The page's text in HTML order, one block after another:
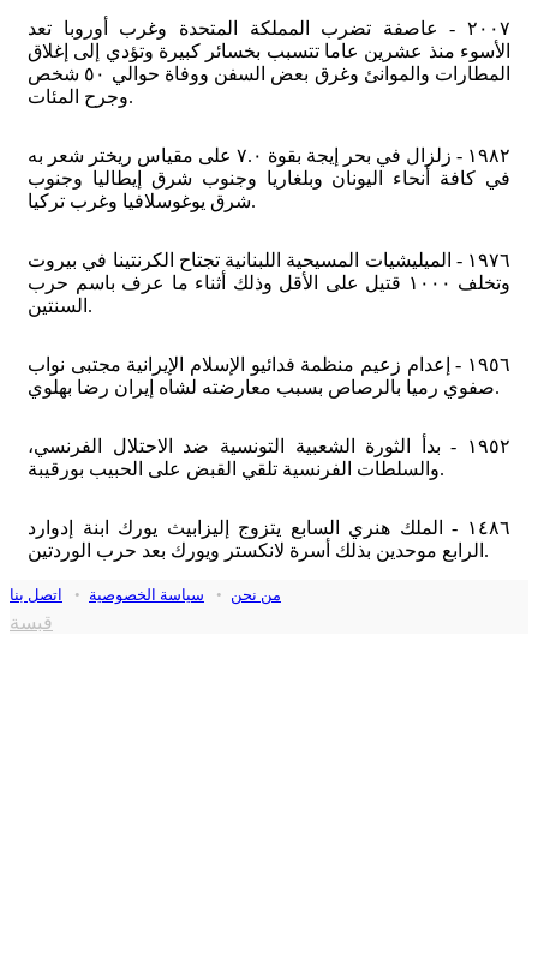
٢٠٠٧ - عاصفة تضرب المملكة المتحدة وغرب أوروبا تعد
الأسوء منذ عشرين عاما تتسبب بخسائر كبيرة وتؤدي إلى إغلاق
المطارات والموانئ وغرق بعض السفن ووفاة حوالي ٥٠ شخص
وجرح المئات.
١٩٨٢ - زلزال في بحر إيجة بقوة ٧.٠ على مقياس ريختر شعر به
في كافة أنحاء اليونان وبلغاريا وجنوب شرق إيطاليا وجنوب
شرق يوغوسلافيا وغرب تركيا.
١٩٧٦ - الميليشيات المسيحية اللبنانية تجتاح الكرنتينا في بيروت
وتخلف ١٠٠٠ قتيل على الأقل وذلك أثناء ما عرف باسم حرب
السنتين.
١٩٥٦ - إعدام زعيم منظمة فدائيو الإسلام الإيرانية مجتبى نواب
صفوي رميا بالرصاص بسبب معارضته لشاه إيران رضا بهلوي.
١٩٥٢ - بدأ الثورة الشعبية التونسية ضد الاحتلال الفرنسي،
والسلطات الفرنسية تلقي القبض على الحبيب بورقيبة.
١٤٨٦ - الملك هنري السابع يتزوج إليزابيث يورك ابنة إدوارد
الرابع موحدين بذلك أسرة لانكستر ويورك بعد حرب الوردتين.
من نحن • سياسة الخصوصية • اتصل بنا
قبسة